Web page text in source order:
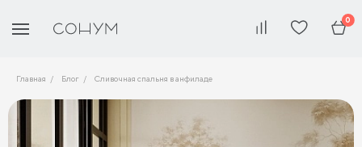
0
Главная Блог Сливочная спальня в анфиладе